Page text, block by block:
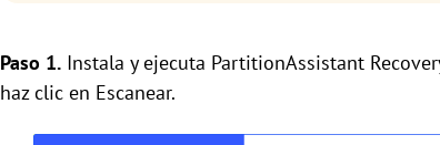
Paso 1. Instala y ejecuta PartitionAssistant
haz clic en Escanear.